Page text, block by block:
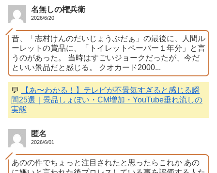
名無しの権兵衛
2026/6/20
昔、「志村けんのだいじょうぶだぁ」の最後に、人間ル
ーレットの賞品に、「トイレットペーパー１年分」と言
うのがあった。 当時はすごいジョークだったが、今だ
といい景品だと感じる。 クオカード2000...
💬
【あ〜わかる！】テレビが不景気すぎると感じる瞬
間25選｜景品しょぼい・CM増加・YouTube垂れ流しの
実態
匿名
2026/6/01
あのの件でちょっと注目されたと思ったらこれか あの